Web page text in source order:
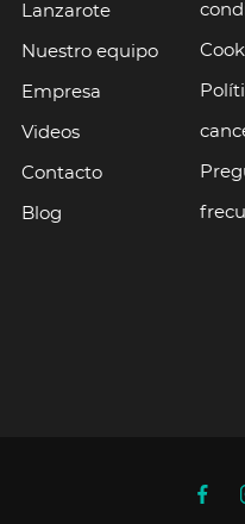
Lanzarote
Nuestro equipo
Empresa
Videos
Contacto
Blog